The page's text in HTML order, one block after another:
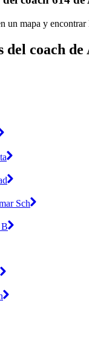
un mapa y
coach de
Sch